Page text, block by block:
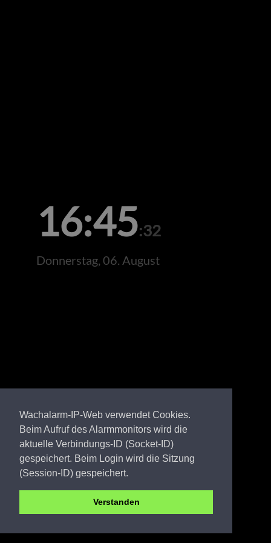
Wachalarm-IP-Web verwendet Cookies.
Beim Aufruf des Alarmmonitors wird die
aktuelle Verbindungs-ID (Socket-ID)
gespeichert. Beim Login wird die Sitzung
(Session-ID) gespeichert.
Verstanden
16:45:32
Donnerstag, 06. August
EE FW Elsterwerda Biehla